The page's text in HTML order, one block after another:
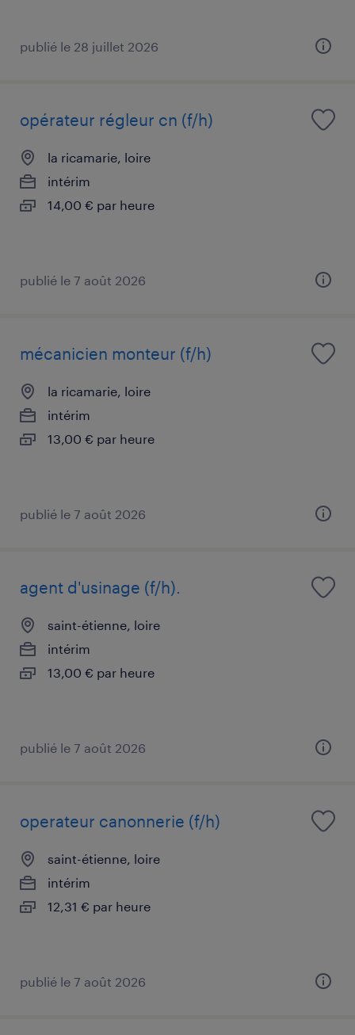
publié le 28 juillet 2026
opérateur régleur cn (f/h)
la ricamarie, loire
intérim
14,00 € par heure
publié le 7 août 2026
mécanicien monteur (f/h)
la ricamarie, loire
intérim
13,00 € par heure
publié le 7 août 2026
agent d'usinage (f/h).
saint-étienne, loire
intérim
13,00 € par heure
publié le 7 août 2026
operateur canonnerie (f/h)
saint-étienne, loire
intérim
12,31 € par heure
publié le 7 août 2026